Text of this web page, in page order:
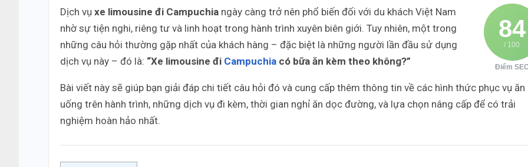
84
/ 100
Điểm
Dịch vụ xe limousine đi Campuchia ngày càng trở nên phổ biến đối với du khách Việt Nam
nhờ sự tiện nghi, riêng tư và linh hoạt trong hành trình xuyên biên giới. Tuy nhiên, một trong
những câu hỏi thường gặp nhất của khách hàng – đặc biệt là những người lần đầu sử dụng
dịch vụ này – đó là: “Xe limousine đi Campuchia có bữa ăn kèm theo không?”
Bài viết này sẽ giúp bạn giải đáp chi tiết câu hỏi đó và cung cấp thêm thông tin về các hình thức phục vụ ăn
uống trên hành trình, những dịch vụ đi kèm, thời gian nghỉ ăn dọc đường, và lựa chọn nâng cấp để có trải
nghiệm hoàn hảo nhất.